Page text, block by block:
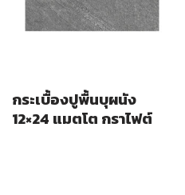
กระเบื้องปูพื้นบุผนัง
12×24 แมตโต กราไฟต์